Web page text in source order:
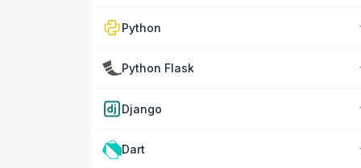
Python
Python Flask
Django
Dart